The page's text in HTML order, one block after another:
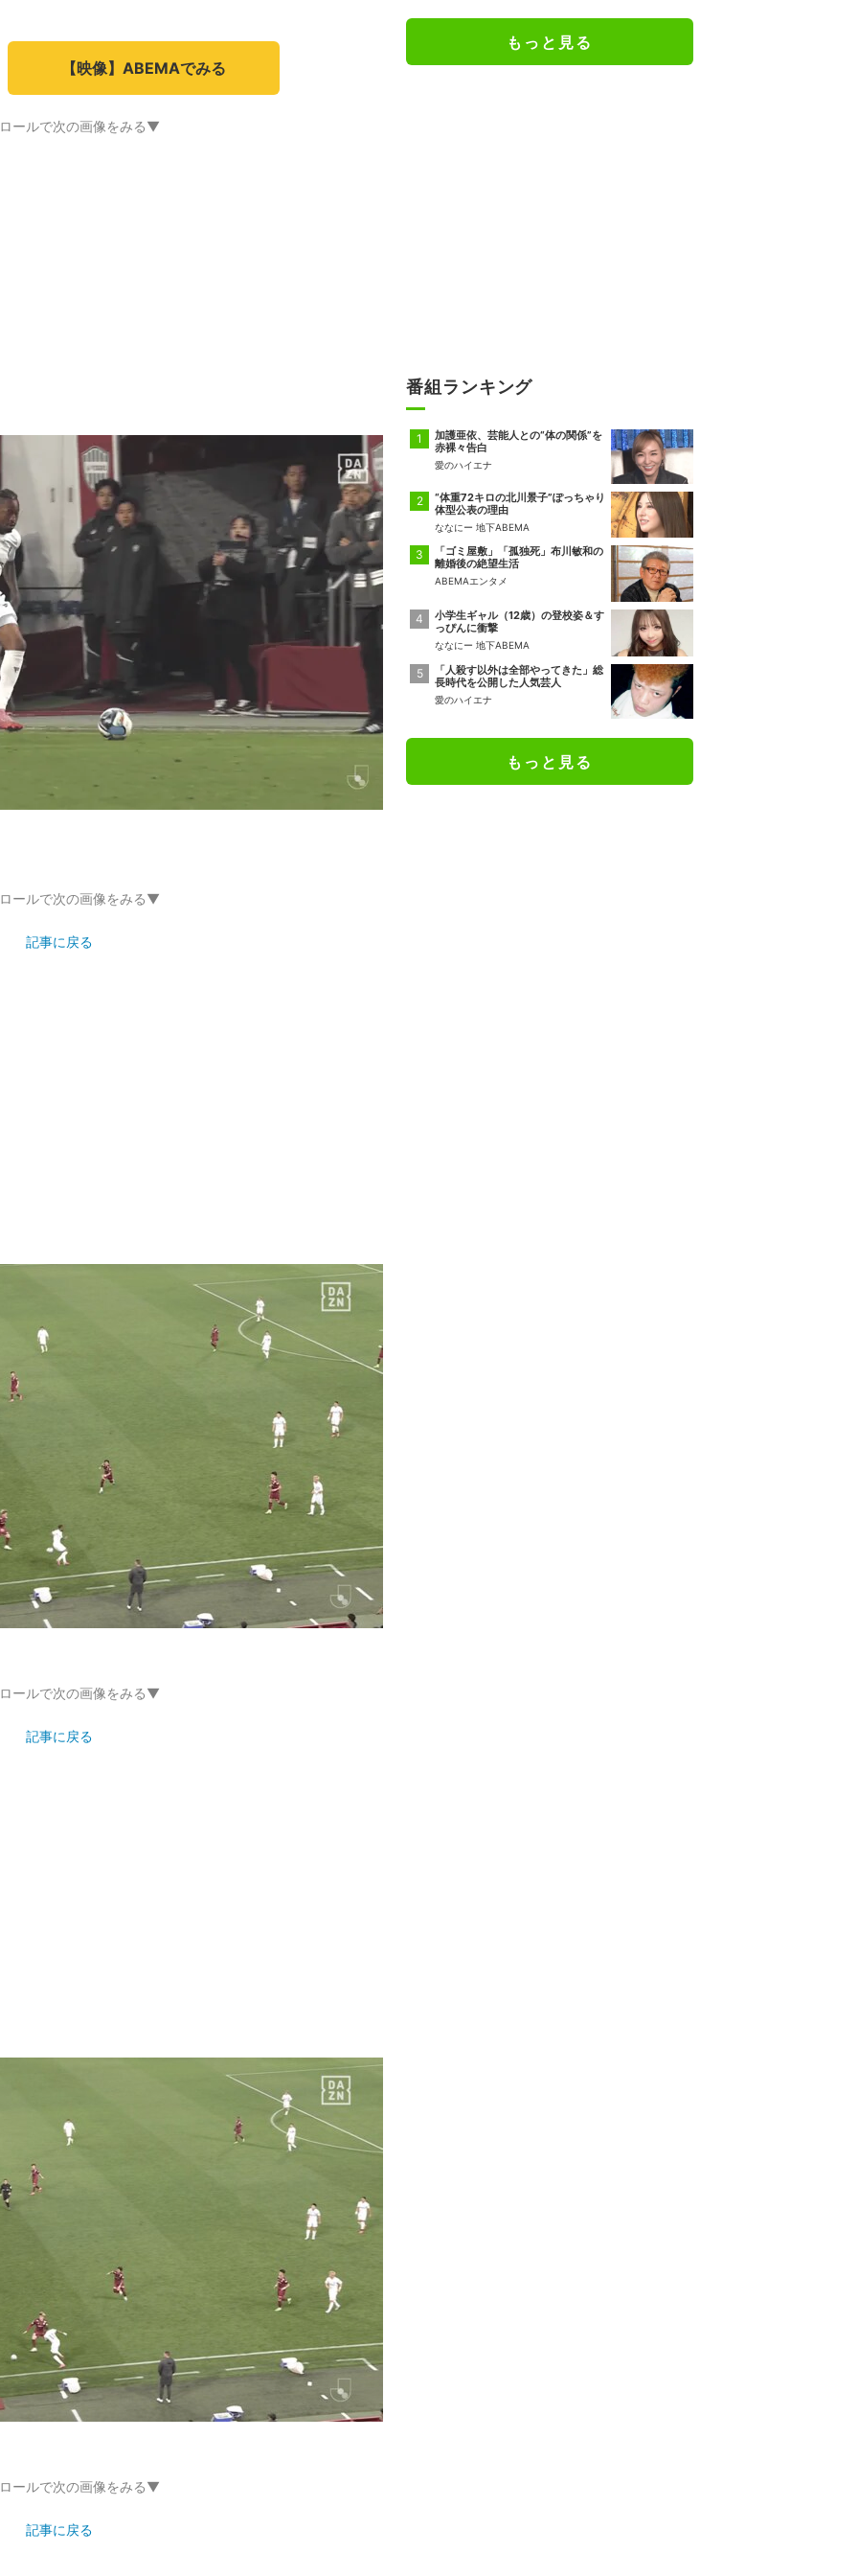
【映像】ABEMAでみる
ールで次の画像をみる▼
ールで次の画像をみる▼
記事に戻る
ールで次の画像をみる▼
記事に戻る
ールで次の画像をみる▼
記事に戻る
もっと見る
番組ランキング
加護亜依、芸能人との“体の関係”を
赤裸々告白
愛のハイエナ
“体重72キロの北川景子”ぽっちゃり
体型公表の理由
ななにー 地下ABEMA
「ゴミ屋敷」「孤独死」布川敏和の
離婚後の絶望生活
ABEMAエンタメ
小学生ギャル（12歳）の登校姿＆す
っぴんに衝撃
ななにー 地下ABEMA
「人殺す以外は全部やってきた」総
長時代を公開した人気芸人
愛のハイエナ
もっと見る